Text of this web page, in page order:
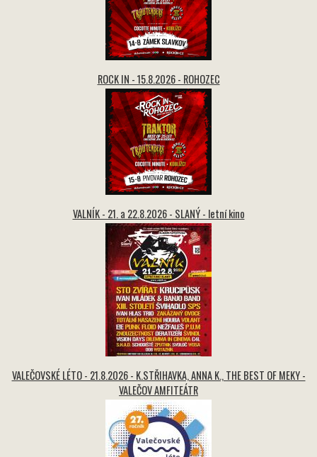
ROCK IN - 15.8.2026 - ROHOZEC
VALNÍK - 21. a 22.8.2026 - SLANÝ - letní kino
VALEČOVSKÉ LÉTO - 21.8.2026 - K.STŘIHAVKA, ANNA K., THE BEST OF MEKY -
VALEČOV AMFITEÁTR